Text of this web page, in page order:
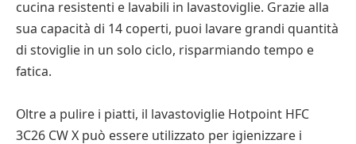
cucina resistenti e lavabili in lavastoviglie. Grazie alla
sua capacità di 14 coperti, puoi lavare grandi quantità
di stoviglie in un solo ciclo, risparmiando tempo e
fatica.
Oltre a pulire i piatti, il lavastoviglie Hotpoint HFC
3C26 CW X può essere utilizzato per igienizzare i